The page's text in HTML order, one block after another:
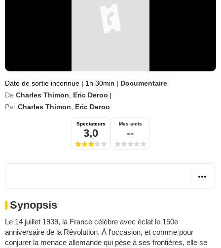
Date de sortie inconnue | 1h 30min | Documentaire
De Charles Thimon Eric Deroo
Par Charles Thimon Eric Deroo
Spectateurs
3,0
Mes amis
--
Synopsis
Le 14 juillet 1939, la France célèbre avec éclat le 150e
anniversaire de la Révolution. À l'occasion, et comme pour
conjurer la menace allemande qui pèse à ses frontières, elle se